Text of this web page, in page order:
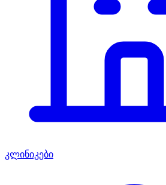
კლინიკები